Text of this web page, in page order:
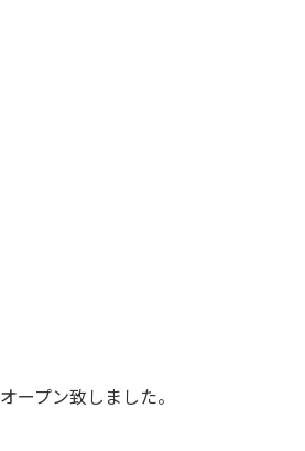
プン致しました。